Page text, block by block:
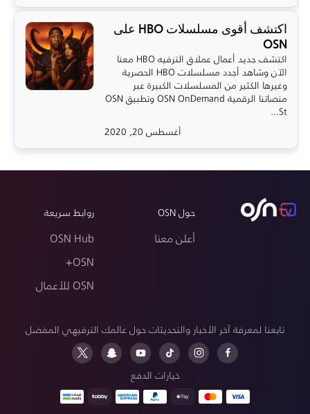
اكتشف أقوى مسلسلات HBO على
OSN
اكتشف جديد أعمال عملاق الترفيه HBO معنا
الآن وشاهد أجدد مسلسلات HBO الحصرية
وغيرها الكثير من المسلسلات الكبيرة عبر
منصاتنا الرقمية OSN OnDemand وتطبيق OSN
St...
أغسطس 20, 2020
حول OSN
أعلن معنا
روابط سريعة
OSN Hub
OSN+
OSN للأعمال
تابعنا لمعرفة آخر الأخبار والتحديثات حول عالمك الترفيهي المفضل
خيارات الدفع